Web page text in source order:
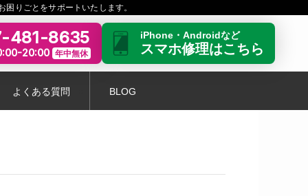
りごとをサポートいたします。
481-8635
20:00 年中無休
iPhone・Androidなど
スマホ修理はこちら
よくある質問 BLOG